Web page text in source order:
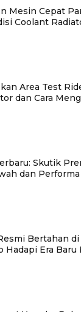
Mesin Cepat
Coolant
Area Test
dan Cara
Skutik
dan
Bertahan
Hadapi Era Baru